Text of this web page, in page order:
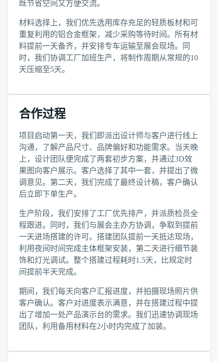
既节省空间又方便交流。
材料选择上，我们优先选用库存充足的轻质板材和可
重复利用的铝合金框架，减少采购等待时间。所有材
料提前一天备齐，并安排专车运输至展会现场。同
时，我们协调工厂加班生产，将制作周期从常规的10
天压缩至5天。
合作过程
项目启动第一天，我们即派出设计师与客户进行线上
沟通，了解产品尺寸、品牌偏好和功能需求。当天晚
上，设计团队便完成了两套初步方案，并通过3D效
果图向客户展示。客户选择了其中一套，并提出了微
调意见。第二天，我们完成了最终设计稿，客户确认
后立即下单生产。
生产阶段，我们安排了工厂优先排产，并派质检员全
程跟进。同时，我们与展会主办方协调，争取到提前
一天进场搭建的许可。搭建团队提前一天抵达现场，
利用夜间时间完成主体框架安装，第二天进行细节装
饰和灯光调试。整个搭建过程耗时1.5天，比规定时
间提前半天完成。
期间，我们每天向客户汇报进度，并拍摄现场照片供
客户确认。客户对进度表示满意，并在搭建过程中提
出了增加一处产品演示台的需求。我们迅速协调现场
团队，利用备用材料在2小时内完成了加装。